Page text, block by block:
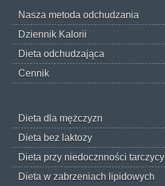
Nasza metoda odchudzania
Dziennik Kalorii
Dieta odchudzająca
Cennik
Dieta dla mężczyzn
Dieta bez laktozy
Dieta przy niedocznności tarczycy
Dieta w zabrzeniach lipidowych